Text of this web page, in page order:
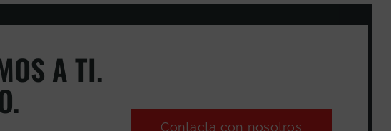
A TI.
Contacta con nosotros